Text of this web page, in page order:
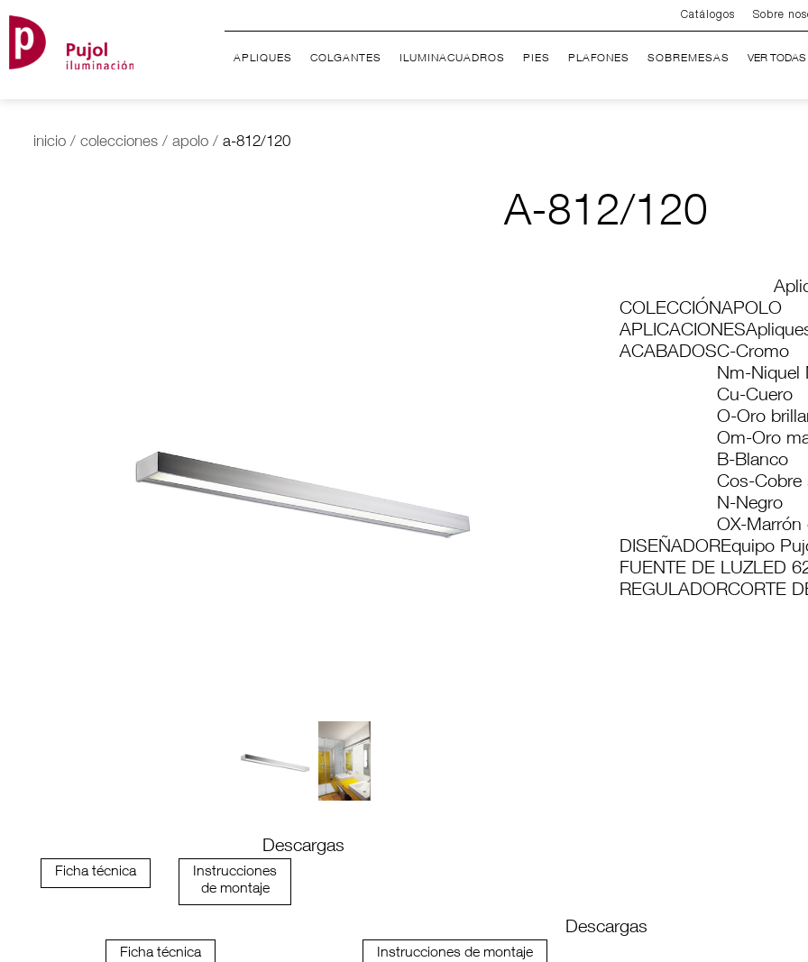
Catálogos Sobre
APLIQUES COLGANTES ILUMINACUADROS PIES PLAFONES SOBREMESAS VER TODAS
inicio / colecciones / apolo / a-812/120
A-812/120
Descargas
Ficha técnica
Instrucciones
de montaje
COLECCIÓNAPOLO
APLICACIONES
ACABADOSC-Cromo
Nm-Niquel
Cu-Cuero
O-Oro
Om-Oro
B-Blanco
Cos-Cobre
N-Negro
OX-Marrón
DISEÑADOREquipo
FUENTE DE LUZLED
REGULADORCORTE
Descargas
Ficha técnica Instrucciones de montaje